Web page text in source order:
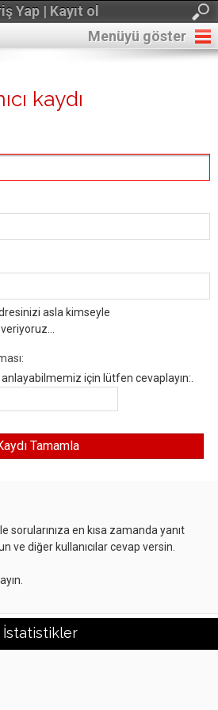
Yap | Kayıt ol
Menüyü göster
kaydı
asla kimseyle
için lütfen cevaplayın:.
sorularınıza en kısa zamanda yanıt
ve diğer kullanıcılar cevap versin.
İstatistikler